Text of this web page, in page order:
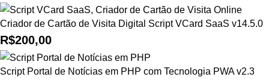
Criador de Cartão de Visita Digital Script VCard SaaS v14.5.0
R$200,00
Script Portal de Notícias em PHP com Tecnologia PWA v2.3